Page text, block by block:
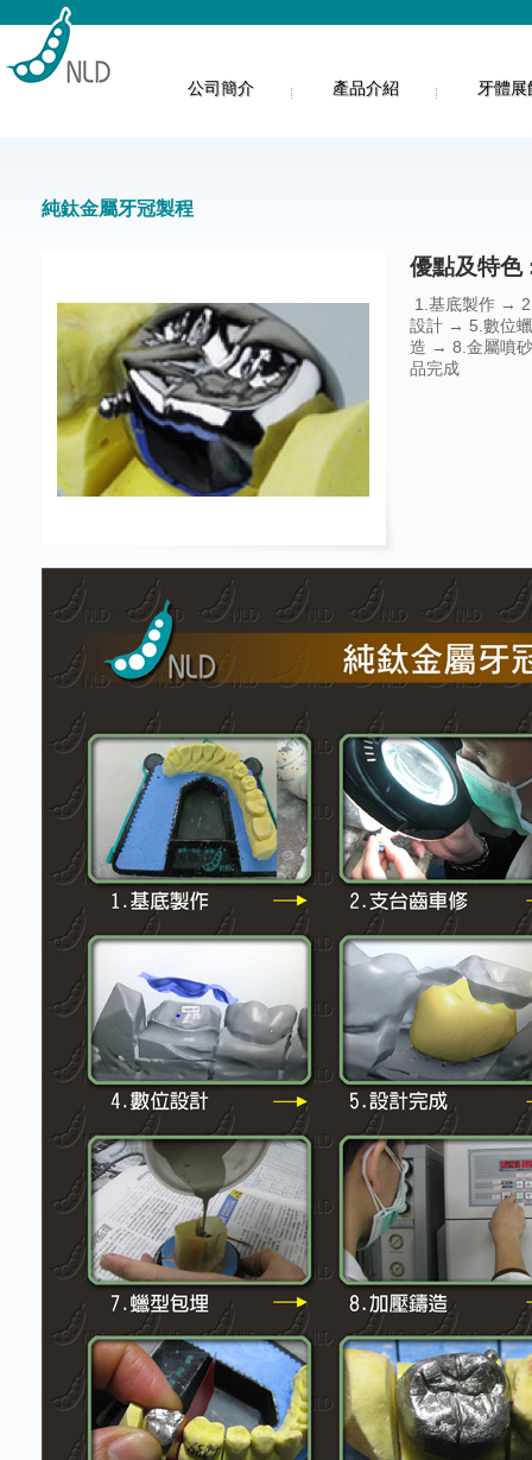
公司簡介 產品介紹 牙體展
純鈦金屬牙冠製程
優點及特色
1.基底製作 →
設計 → 5.數位
造 → 8.金屬噴
品完成